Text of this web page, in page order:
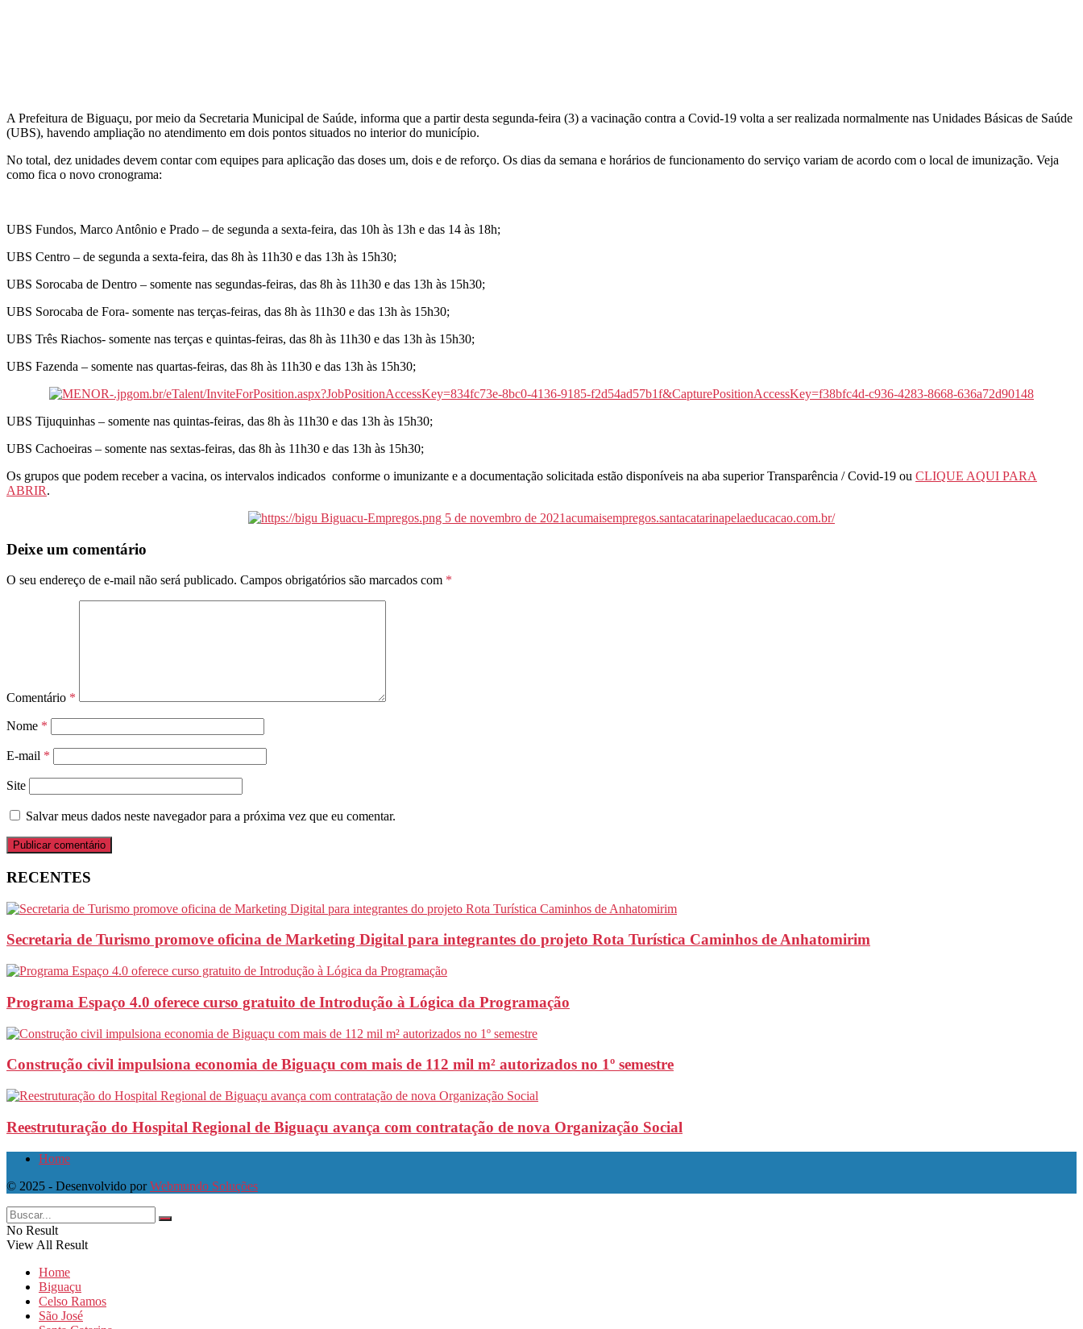
A Prefeitura de Biguaçu, por meio da Secretaria Municipal de Saúde, informa que a partir desta segunda-feira (3) a vacinação contra a Covid-19 volta a ser realizada normalmente nas Unidades Básicas de Saúde
(UBS), havendo ampliação no atendimento em dois pontos situados no interior do município.
No total, dez unidades devem contar com equipes para aplicação das doses um, dois e de reforço. Os dias da semana e horários de funcionamento do serviço variam de acordo com o local de imunização. Veja
como fica o novo cronograma:
UBS Fundos, Marco Antônio e Prado – de segunda a sexta-feira, das 10h às 13h e das 14 às 18h;
UBS Centro – de segunda a sexta-feira, das 8h às 11h30 e das 13h às 15h30;
UBS Sorocaba de Dentro – somente nas segundas-feiras, das 8h às 11h30 e das 13h às 15h30;
UBS Sorocaba de Fora- somente nas terças-feiras, das 8h às 11h30 e das 13h às 15h30;
UBS Três Riachos- somente nas terças e quintas-feiras, das 8h às 11h30 e das 13h às 15h30;
UBS Fazenda – somente nas quartas-feiras, das 8h às 11h30 e das 13h às 15h30;
UBS Tijuquinhas – somente nas quintas-feiras, das 8h às 11h30 e das 13h às 15h30;
UBS Cachoeiras – somente nas sextas-feiras, das 8h às 11h30 e das 13h às 15h30;
Os grupos que podem receber a vacina, os intervalos indicados conforme o imunizante e a documentação solicitada estão disponíveis na aba superior Transparência / Covid-19 ou CLIQUE AQUI PARA
ABRIR.
Deixe um comentário
O seu endereço de e-mail não será publicado. Campos obrigatórios são marcados com *
Comentário *
Nome *
E-mail *
Site
Salvar meus dados neste navegador para a próxima vez que eu comentar.
RECENTES
Secretaria de Turismo promove oficina de Marketing Digital para integrantes do projeto Rota Turística Caminhos de Anhatomirim
Programa Espaço 4.0 oferece curso gratuito de Introdução à Lógica da Programação
Construção civil impulsiona economia de Biguaçu com mais de 112 mil m² autorizados no 1º semestre
Reestruturação do Hospital Regional de Biguaçu avança com contratação de nova Organização Social
Home
© 2025 - Desenvolvido porWebmundo Soluções
No Result
View All Result
Home
Biguaçu
Celso Ramos
São José